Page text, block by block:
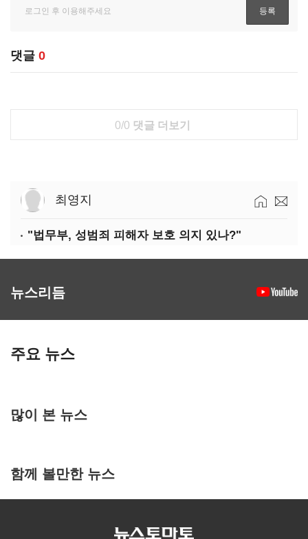
댓글 0
0/0 댓글 더보기
최영지
"법무부, 성범죄 피해자 보호 의지 있나?"
뉴스리듬
주요 뉴스
많이 본 뉴스
함께 볼만한 뉴스